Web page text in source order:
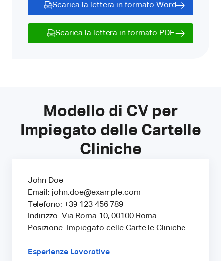
Scarica la lettera in formato Word
Scarica la lettera in formato PDF
Modello di CV per
Impiegato delle Cartelle
Cliniche
John Doe
Email: john.doe@example.com
Telefono: +39 123 456 789
Indirizzo: Via Roma 10, 00100 Roma
Posizione: Impiegato delle Cartelle Cliniche
Esperienze Lavorative